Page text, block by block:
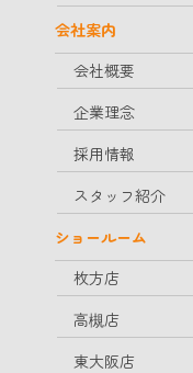
会社案内
会社概要
企業理念
採用情報
スタッフ紹介
ショールーム
枚方店
高槻店
東大阪店